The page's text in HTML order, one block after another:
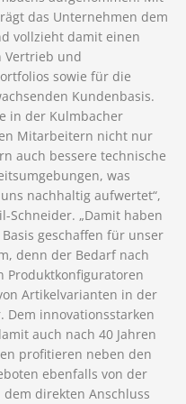
das Unternehmen dem
vollzieht damit einen
Vertrieb und
sowie für die
Kundenbasis.
in der Kulmbacher
Mitarbeitern nicht nur
auch bessere technische
was
nachhaltig aufwertet“,
Schneider. „Damit haben
geschaffen für unser
denn der Bedarf nach
Produktkonfiguratoren
Artikelvarianten in der
Dem innovationsstarken
auch nach 40 Jahren
profitieren neben den
ebenfalls von der
direkten Anschluss